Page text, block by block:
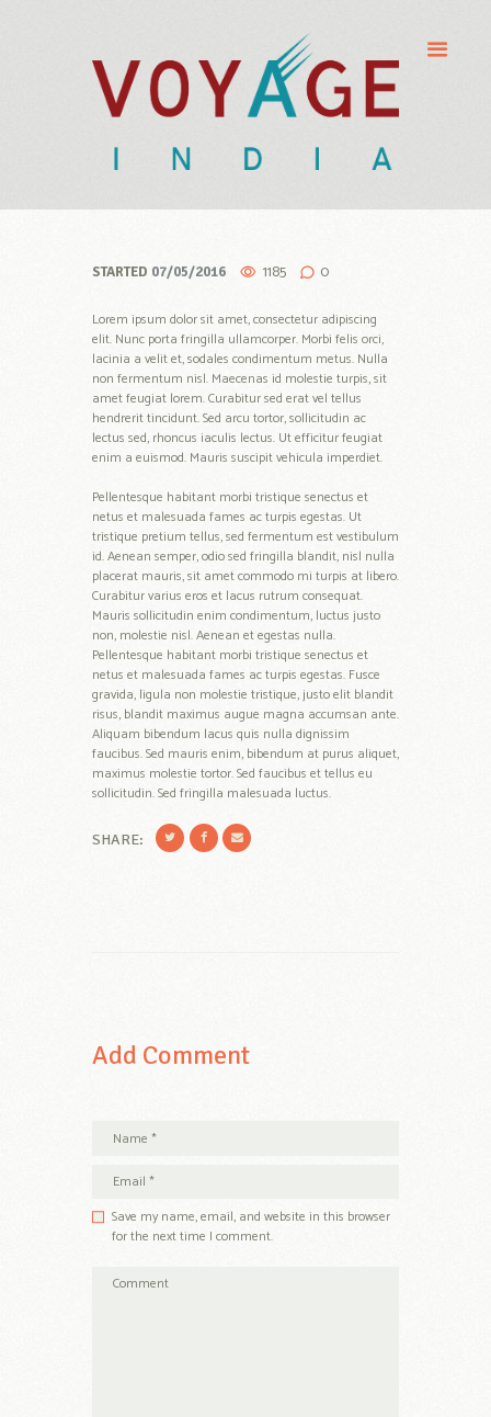
STARTED 07/05/2016 1185 0
Lorem ipsum dolor sit amet, consectetur adipiscing
elit. Nunc porta fringilla ullamcorper. Morbi felis orci,
lacinia a velit et, sodales condimentum metus. Nulla
non fermentum nisl. Maecenas id molestie turpis, sit
amet feugiat lorem. Curabitur sed erat vel tellus
hendrerit tincidunt. Sed arcu tortor, sollicitudin ac
lectus sed, rhoncus iaculis lectus. Ut efficitur feugiat
enim a euismod. Mauris suscipit vehicula imperdiet.
Pellentesque habitant morbi tristique senectus et
netus et malesuada fames ac turpis egestas. Ut
tristique pretium tellus, sed fermentum est vestibulum
id. Aenean semper, odio sed fringilla blandit, nisl nulla
placerat mauris, sit amet commodo mi turpis at libero.
Curabitur varius eros et lacus rutrum consequat.
Mauris sollicitudin enim condimentum, luctus justo
non, molestie nisl. Aenean et egestas nulla.
Pellentesque habitant morbi tristique senectus et
netus et malesuada fames ac turpis egestas. Fusce
gravida, ligula non molestie tristique, justo elit blandit
risus, blandit maximus augue magna accumsan ante.
Aliquam bibendum lacus quis nulla dignissim
faucibus. Sed mauris enim, bibendum at purus aliquet,
maximus molestie tortor. Sed faucibus et tellus eu
sollicitudin. Sed fringilla malesuada luctus.
SHARE:
Add Comment
Save my name, email, and website in this browser
for the next time I comment.